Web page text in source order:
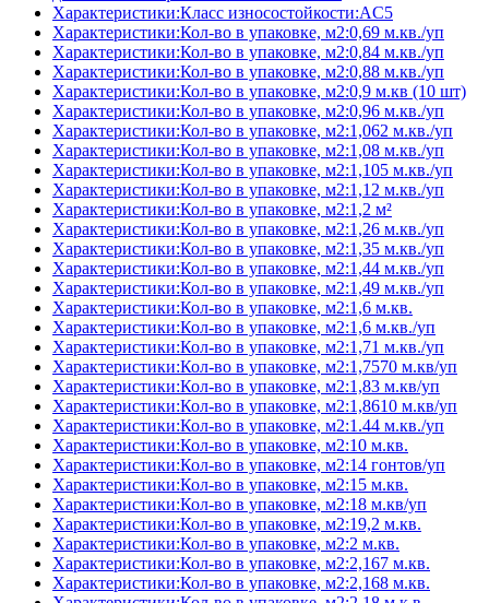
Характеристики:Класс износостойкости:AC5
Характеристики:Кол-во в упаковке, м2:0,69 м.кв./уп
Характеристики:Кол-во в упаковке, м2:0,84 м.кв./уп
Характеристики:Кол-во в упаковке, м2:0,88 м.кв./уп
Характеристики:Кол-во в упаковке, м2:0,9 м.кв (10 шт)
Характеристики:Кол-во в упаковке, м2:0,96 м.кв./уп
Характеристики:Кол-во в упаковке, м2:1,062 м.кв./уп
Характеристики:Кол-во в упаковке, м2:1,08 м.кв./уп
Характеристики:Кол-во в упаковке, м2:1,105 м.кв./уп
Характеристики:Кол-во в упаковке, м2:1,12 м.кв./уп
Характеристики:Кол-во в упаковке, м2:1,2 м²
Характеристики:Кол-во в упаковке, м2:1,26 м.кв./уп
Характеристики:Кол-во в упаковке, м2:1,35 м.кв./уп
Характеристики:Кол-во в упаковке, м2:1,44 м.кв./уп
Характеристики:Кол-во в упаковке, м2:1,49 м.кв./уп
Характеристики:Кол-во в упаковке, м2:1,6 м.кв.
Характеристики:Кол-во в упаковке, м2:1,6 м.кв./уп
Характеристики:Кол-во в упаковке, м2:1,71 м.кв./уп
Характеристики:Кол-во в упаковке, м2:1,7570 м.кв/уп
Характеристики:Кол-во в упаковке, м2:1,83 м.кв/уп
Характеристики:Кол-во в упаковке, м2:1,8610 м.кв/уп
Характеристики:Кол-во в упаковке, м2:1.44 м.кв./уп
Характеристики:Кол-во в упаковке, м2:10 м.кв.
Характеристики:Кол-во в упаковке, м2:14 гонтов/уп
Характеристики:Кол-во в упаковке, м2:15 м.кв.
Характеристики:Кол-во в упаковке, м2:18 м.кв/уп
Характеристики:Кол-во в упаковке, м2:19,2 м.кв.
Характеристики:Кол-во в упаковке, м2:2 м.кв.
Характеристики:Кол-во в упаковке, м2:2,167 м.кв.
Характеристики:Кол-во в упаковке, м2:2,168 м.кв.